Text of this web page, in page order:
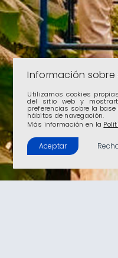
Información sobre
Utilizamos cookies
del sitio web y
preferencias sobre la
hábitos de navegación.
Más información en la
Aceptar